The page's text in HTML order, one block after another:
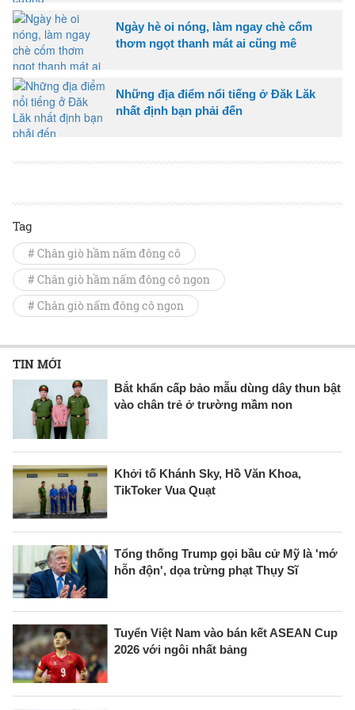
Ngày hè oi nóng, làm ngay chè cốm
thơm ngọt thanh mát ai cũng mê
Những địa điểm nổi tiếng ở Đăk Lăk
nhất định bạn phải đến
Tag
# Chân giò hầm nấm đông cô
# Chân giò hầm nấm đông cô ngon
# Chân giò nấm đông cô ngon
TIN MỚI
Bắt khẩn cấp bảo mẫu dùng dây thun bật
vào chân trẻ ở trường mầm non
Khởi tố Khánh Sky, Hồ Văn Khoa,
TikToker Vua Quạt
Tổng thống Trump gọi bầu cử Mỹ là 'mớ
hỗn độn', dọa trừng phạt Thụy Sĩ
Tuyển Việt Nam vào bán kết ASEAN Cup
2026 với ngôi nhất bảng